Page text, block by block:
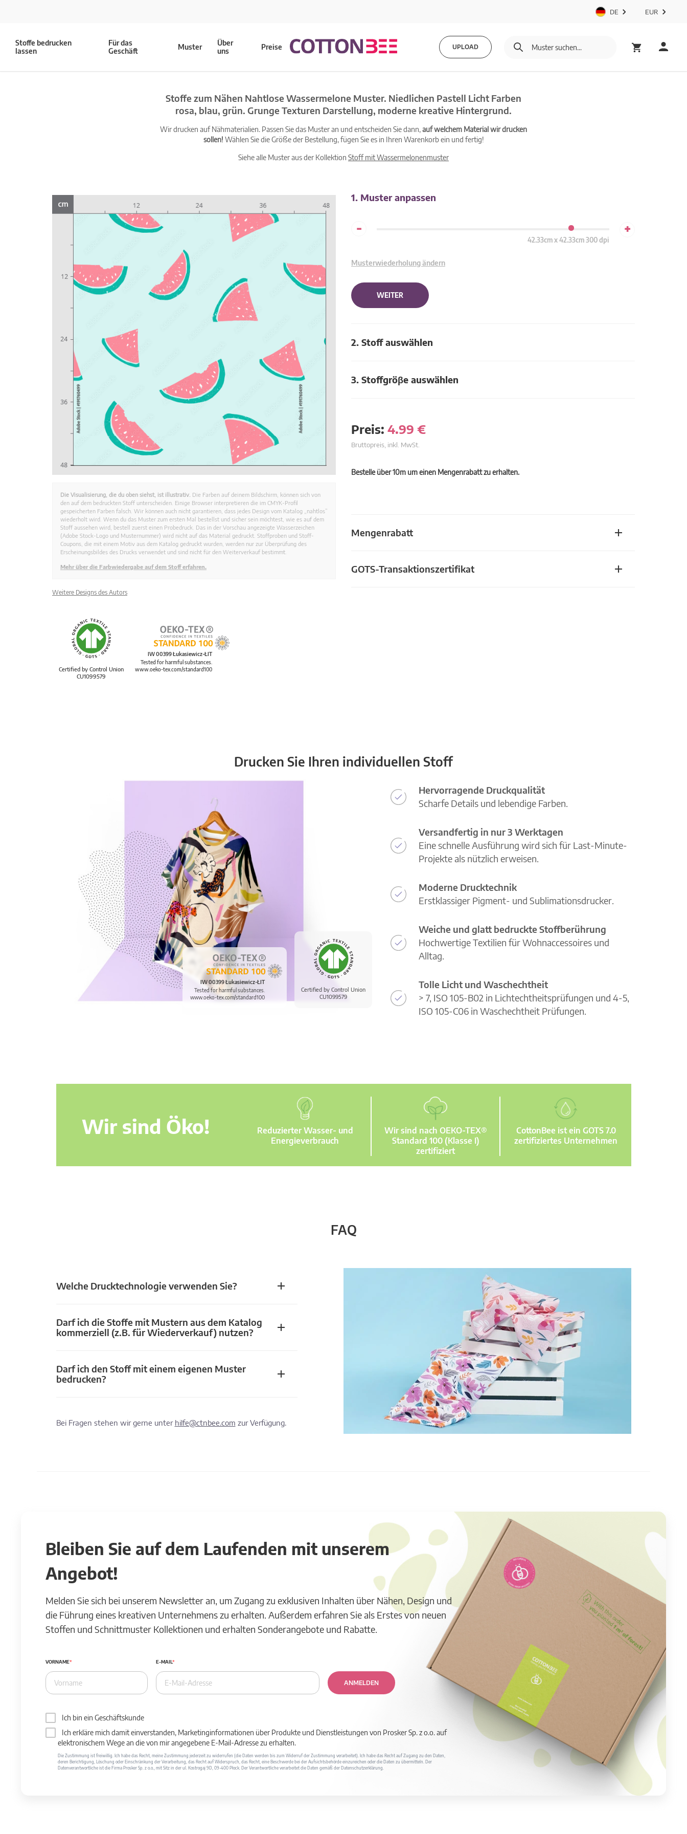
DE EUR
Stoffe bedrucken
lassen
Für das
Geschäft
Muster
Über
uns
Preise UPLOAD
Stoffe zum Nähen Nahtlose Wassermelone Muster. Niedlichen Pastell Licht Farben
rosa, blau, grün. Grunge Texturen Darstellung, moderne kreative Hintergrund.
Wir drucken auf Nähmaterialien. Passen Sie das Muster an und entscheiden Sie dann,auf welchem Material wir drucken
sollen! Wählen Sie die Größe der Bestellung, fügen Sie es in Ihren Warenkorb ein und fertig!
Siehe alle Muster aus der Kollektion Stoff mit Wassermelonenmuster
1. Muster anpassen
-
42.33cm x 42.33cm 300 dpi
+
Musterwiederholung ändern
WEITER
2. Stoff auswählen
3. Stoffgröβe auswählen
Preis: 4.99 €
Bruttopreis, inkl. MwSt.
Bestelle über 10m um einen Mengenrabatt zu erhalten.
Mengenrabatt
GOTS-Transaktionszertifikat
Die Visualisierung, die du oben siehst, ist illustrativ. Die Farben auf deinem Bildschirm, können sich von
den auf dem bedruckten Stoff unterscheiden. Einige Browser interpretieren die im CMYK-Profil
gespeicherten Farben falsch. Wir können auch nicht garantieren, dass jedes Design vom Katalog „nahtlos”
wiederholt wird. Wenn du das Muster zum ersten Mal bestellst und sicher sein möchtest, wie es auf dem
Stoff aussehen wird, bestell zuerst einen Probedruck. Das in der Vorschau angezeigte Wasserzeichen
(Adobe Stock-Logo und Musternummer) wird nicht auf das Material gedruckt. Stoffproben und Stoff-
Coupons, die mit einem Motiv aus dem Katalog gedruckt wurden, werden nur zur Überprüfung des
Erscheinungsbildes des Drucks verwendet und sind nicht für den Weiterverkauf bestimmt.
Mehr über die Farbwiedergabe auf dem Stoff erfahren.
Weitere Designs des Autors
Certified by Control Union
CU1099579
IW 00399 Łukasiewicz-ŁIT
Tested for harmful substances.
www.oeko-tex.com/standard100
Drucken Sie Ihren individuellen Stoff
Certified by Control Union
CU1099579
IW 00399 Łukasiewicz-ŁIT
Tested for harmful substances.
www.oeko-tex.com/standard100
Hervorragende Druckqualität
Scharfe Details und lebendige Farben.
Versandfertig in nur 3 Werktagen
Eine schnelle Ausführung wird sich für Last-Minute-
Projekte als nützlich erweisen.
Moderne Drucktechnik
Erstklassiger Pigment- und Sublimationsdrucker.
Weiche und glatt bedruckte Stoffberührung
Hochwertige Textilien für Wohnaccessoires und
Alltag.
Tolle Licht und Waschechtheit
> 7, ISO 105-B02 in Lichtechtheitsprüfungen und 4-5,
ISO 105-C06 in Waschechtheit Prüfungen.
Wir sind Öko!
Reduzierter Wasser- und
Energieverbrauch
Wir sind nach OEKO-TEX®
Standard 100 (Klasse I)
zertifiziert
CottonBee ist ein GOTS 7.0
zertifiziertes Unternehmen
FAQ
Welche Drucktechnologie verwenden Sie?
Darf ich die Stoffe mit Mustern aus dem Katalog
kommerziell (z.B. für Wiederverkauf) nutzen?
Darf ich den Stoff mit einem eigenen Muster
bedrucken?
Bei Fragen stehen wir gerne unter hilfe@ctnbee.com zur Verfügung.
Bleiben Sie auf dem Laufenden mit unserem
Angebot!
Melden Sie sich bei unserem Newsletter an, um Zugang zu exklusiven Inhalten über Nähen, Design und
die Führung eines kreativen Unternehmens zu erhalten. Außerdem erfahren Sie als Erstes von neuen
Stoffen und Schnittmuster Kollektionen und erhalten Sonderangebote und Rabatte.
VORNAME E-MAIL
ANMELDEN
Ich bin ein Geschäftskunde
Ich erkläre mich damit einverstanden, Marketinginformationen über Produkte und Dienstleistungen von Prosker Sp. z o.o. auf
elektronischem Wege an die von mir angegebene E-Mail-Adresse zu erhalten.
Die Zustimmung ist freiwillig. Ich habe das Recht, meine Zustimmung jederzeit zu widerrufen (die Daten werden bis zum Widerruf der Zustimmung verarbeitet). Ich habe das Recht auf Zugang zu den Daten,
deren Berichtigung, Löschung oder Einschränkung der Verarbeitung, das Recht auf Widerspruch, das Recht, eine Beschwerde bei der Aufsichtsbehörde einzureichen oder die Daten zu übermitteln. Der
Datenverantwortliche ist die Firma Prosker Sp. z o.o., mit Sitz in der ul. Kostrogaj 9D, 09-400 Płock. Der Verantwortliche verarbeitet die Daten gemäß der Datenschutzerklärung.